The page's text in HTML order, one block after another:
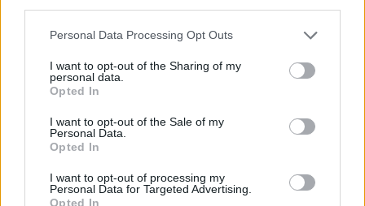
Personal Data Processing Opt Outs
I want to opt-out of the Sharing of my
personal data.
Opted In
I want to opt-out of the Sale of my
Personal Data.
Opted In
I want to opt-out of processing my
Personal Data for Targeted Advertising.
Opted In
Esim for Global|Esim for Europe
Esim for Caribbean
for Turkey|Esim for Germany|Esim for Greece|
for Asia|Esim for World Cup 2026|Esim for Saudi